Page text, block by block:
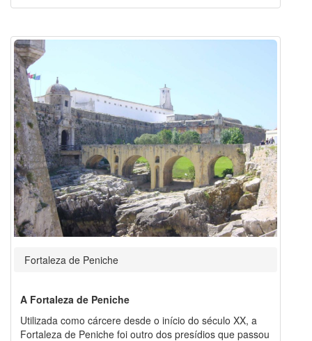
Fortaleza de Peniche
A Fortaleza de Peniche
Utilizada como cárcere desde o início do século XX, a
Fortaleza de Peniche foi outro dos presídios que passou